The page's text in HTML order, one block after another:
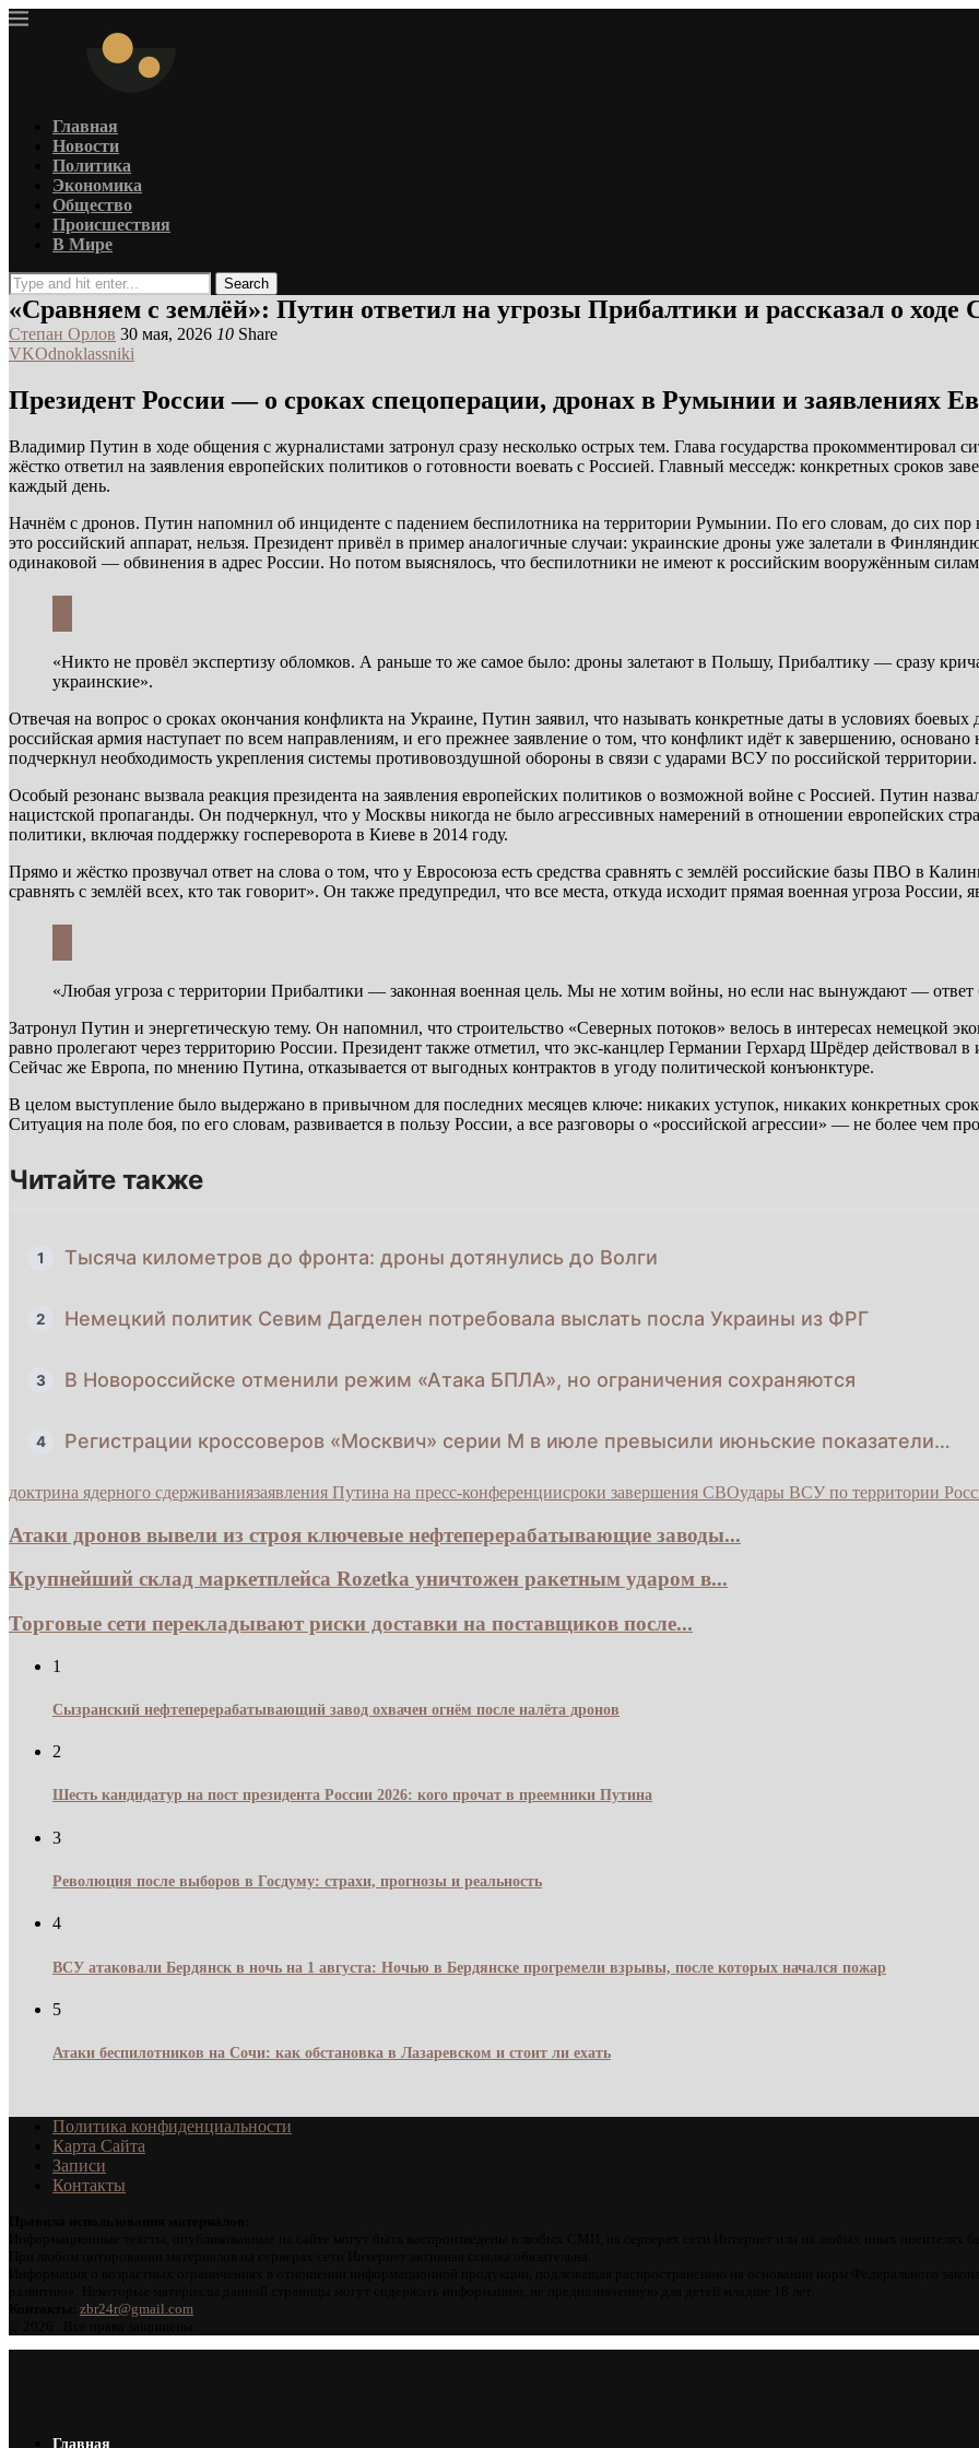
Главная
Новости
Политика
Экономика
Общество
Происшествия
В Мире
Search
«Сравняем с землёй»: Путин ответил на угрозы Прибалтики и рассказал о ходе
Степан Орлов 30 мая, 2026 10 Share
VKOdnoklassniki
Президент России — о сроках спецоперации, дронах в Румынии и заявлениях
Владимир Путин в ходе общения с журналистами затронул сразу несколько острых тем. Глава государства
жёстко ответил на заявления европейских политиков о готовности воевать с Россией. Главный месседж: конкретных сроков
каждый день.
Начнём с дронов. Путин напомнил об инциденте с падением беспилотника на территории Румынии. По его словам, до сих пор
это российский аппарат, нельзя. Президент привёл в пример аналогичные случаи: украинские дроны уже залетали в
одинаковой — обвинения в адрес России. Но потом выяснялось, что беспилотники не имеют к российским вооружённым
«Никто не провёл экспертизу обломков. А раньше то же самое было: дроны залетают в Польшу, Прибалтику — сразу
украинские».
Отвечая на вопрос о сроках окончания конфликта на Украине, Путин заявил, что называть конкретные даты в условиях
российская армия наступает по всем направлениям, и его прежнее заявление о том, что конфликт идёт к завершению,
подчеркнул необходимость укрепления системы противовоздушной обороны в связи с ударами ВСУ по российской территории.
Особый резонанс вызвала реакция президента на заявления европейских политиков о возможной войне с Россией. Путин
нацистской пропаганды. Он подчеркнул, что у Москвы никогда не было агрессивных намерений в отношении европейских
политики, включая поддержку госпереворота в Киеве в 2014 году.
Прямо и жёстко прозвучал ответ на слова о том, что у Евросоюза есть средства сравнять с землёй российские базы ПВО в
сравнять с землёй всех, кто так говорит». Он также предупредил, что все места, откуда исходит прямая военная угроза
«Любая угроза с территории Прибалтики — законная военная цель. Мы не хотим войны, но если нас вынуждают — ответ
Затронул Путин и энергетическую тему. Он напомнил, что строительство «Северных потоков» велось в интересах немецкой
равно пролегают через территорию России. Президент также отметил, что экс-канцлер Германии Герхард Шрёдер действовал
Сейчас же Европа, по мнению Путина, отказывается от выгодных контрактов в угоду политической конъюнктуре.
В целом выступление было выдержано в привычном для последних месяцев ключе: никаких уступок, никаких конкретных
Ситуация на поле боя, по его словам, развивается в пользу России, а все разговоры о «российской агрессии» — не более чем
Читайте также
1 Тысяча километров до фронта: дроны дотянулись до Волги
2 Немецкий политик Севим Дагделен потребовала выслать посла Украины из ФРГ
3 В Новороссийске отменили режим «Атака БПЛА», но ограничения сохраняются
4 Регистрации кроссоверов «Москвич» серии М в июле превысили июньские показатели…
доктрина ядерного сдерживаниязаявления Путина на пресс-конференциисроки завершения СВОудары ВСУ по территории
Атаки дронов вывели из строя ключевые нефтеперерабатывающие заводы...
Крупнейший склад маркетплейса Rozetka уничтожен ракетным ударом в...
Торговые сети перекладывают риски доставки на поставщиков после...
1
Сызранский нефтеперерабатывающий завод охвачен огнём после налёта дронов
2
Шесть кандидатур на пост президента России 2026: кого прочат в преемники Путина
3
Революция после выборов в Госдуму: страхи, прогнозы и реальность
4
ВСУ атаковали Бердянск в ночь на 1 августа: Ночью в Бердянске прогремели взрывы, после которых начался пожар
5
Атаки беспилотников на Сочи: как обстановка в Лазаревском и стоит ли ехать
Политика конфиденциальности
Карта Сайта
Записи
Контакты
zbr24r@gmail.com
Главная